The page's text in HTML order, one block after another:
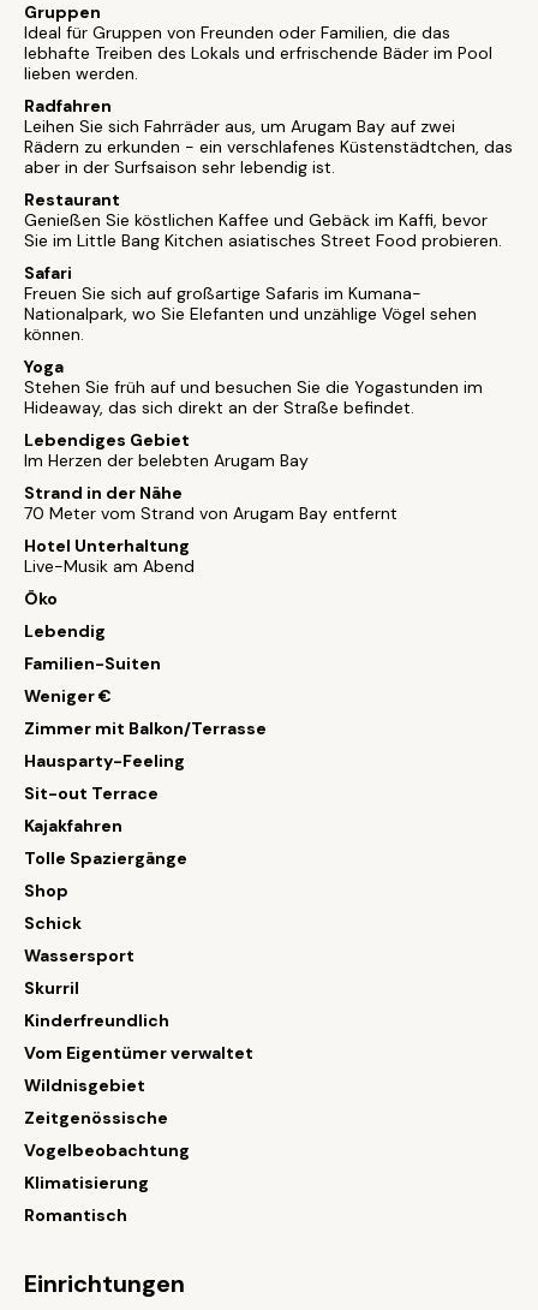
Gruppen
Ideal für Gruppen von Freunden oder Familien, die das
lebhafte Treiben des Lokals und erfrischende Bäder im Pool
lieben werden.
Radfahren
Leihen Sie sich Fahrräder aus, um Arugam Bay auf zwei
Rädern zu erkunden - ein verschlafenes Küstenstädtchen, das
aber in der Surfsaison sehr lebendig ist.
Restaurant
Genießen Sie köstlichen Kaffee und Gebäck im Kaffi, bevor
Sie im Little Bang Kitchen asiatisches Street Food probieren.
Safari
Freuen Sie sich auf großartige Safaris im Kumana-
Nationalpark, wo Sie Elefanten und unzählige Vögel sehen
können.
Yoga
Stehen Sie früh auf und besuchen Sie die Yogastunden im
Hideaway, das sich direkt an der Straße befindet.
Lebendiges Gebiet
Im Herzen der belebten Arugam Bay
Strand in der Nähe
70 Meter vom Strand von Arugam Bay entfernt
Hotel Unterhaltung
Live-Musik am Abend
Öko
Lebendig
Familien-Suiten
Weniger €
Zimmer mit Balkon/Terrasse
Hausparty-Feeling
Sit-out Terrace
Kajakfahren
Tolle Spaziergänge
Shop
Schick
Wassersport
Skurril
Kinderfreundlich
Vom Eigentümer verwaltet
Wildnisgebiet
Zeitgenössische
Vogelbeobachtung
Klimatisierung
Romantisch
Einrichtungen